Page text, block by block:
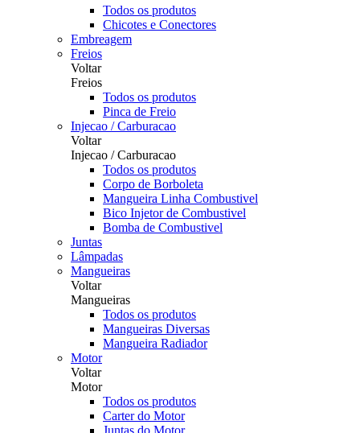
Todos os produtos
Chicotes e Conectores
Embreagem
Freios
Voltar
Freios
Todos os produtos
Pinca de Freio
Injecao / Carburacao
Voltar
Injecao / Carburacao
Todos os produtos
Corpo de Borboleta
Mangueira Linha Combustivel
Bico Injetor de Combustivel
Bomba de Combustivel
Juntas
Lâmpadas
Mangueiras
Voltar
Mangueiras
Todos os produtos
Mangueiras Diversas
Mangueira Radiador
Motor
Voltar
Motor
Todos os produtos
Carter do Motor
Juntas do Motor